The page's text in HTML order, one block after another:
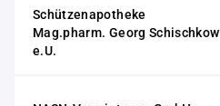
Schützenapotheke
Mag.pharm. Georg Schischkow
e.U.